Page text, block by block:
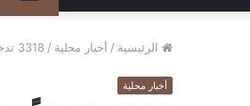
الرئيسية / أخبار محلية / 3318 تدخلًا خلال 24 ساعة مع تسجيل 7 وفيات و274 عملية إنقاذ
أخبار محلية